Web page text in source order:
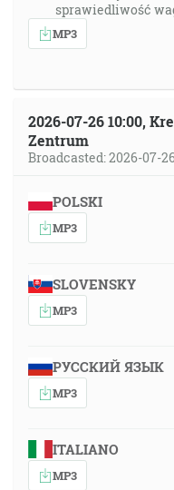
sprawiedliwość
MP3
2026-07-26 10:00,
Zentrum
Broadcasted: 2026-07-
POLSKI
MP3
SLOVENSKY
MP3
РУССКИЙ ЯЗЫК
MP3
ITALIANO
MP3